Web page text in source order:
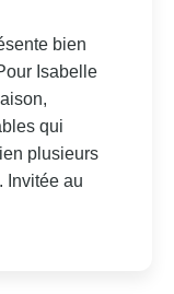
bien
Isabelle
qui
plusieurs
Invitée au